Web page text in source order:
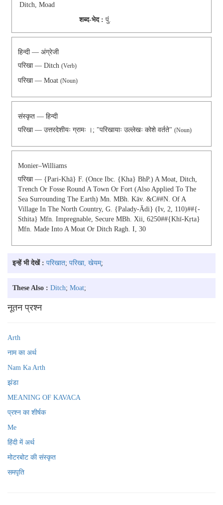
Ditch, Moad
शब्द-भेद : पुं.
हिन्दी — अंग्रेजी
परिखा — Ditch (Verb)
परिखा — Moat (Noun)
संस्कृत — हिन्दी
परिखा — उत्तरदेशीयः ग्रामः ।; "परिखायाः उल्लेखः कोशे वर्तते" (noun)
Monier–Williams
परिखा — {pari-Khā} F. (once Ibc. {kha} BhP.) A Moat, Ditch,
Trench Or Fosse Round A Town Or Fort (also Applied To The
Sea Surrounding The Earth) Mn. MBh. Kāv. &c##N. Of A
Village In The North Country, G. {palady-Ādi} (iv, 2, 110)##{-
Sthita} Mfn. Impregnable, Secure MBh. Xii, 6250##{khī-Kṛta}
Mfn. Made Into A Moat Or Ditch Ragh. I, 30
इन्हें भी देखें : परिखात; परिखा, खेयम्;
These Also : Ditch; Moat;
नूतन प्रश्न
Arth
नाम का अर्थ
Nam Ka Arth
झंडा
MEANING OF KAVACA
प्रश्न का शीर्षक
Me
हिंदी में अर्थ
मोटरबोट की संस्कृत
समपृति